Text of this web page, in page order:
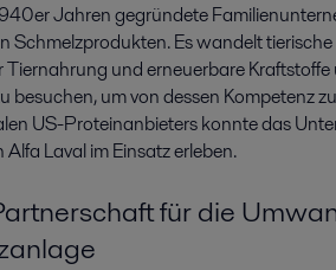
Jahren gegründete
Schmelzprodukten. Es wandelt
und erneuerbare
besuchen, um von dessen Kompetenz
US-Proteinanbieters konnte das
Laval im Einsatz erleben.
für die